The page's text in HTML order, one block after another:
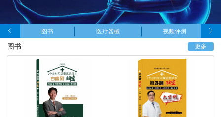
图书 医疗器械 视频评测
更多
图书